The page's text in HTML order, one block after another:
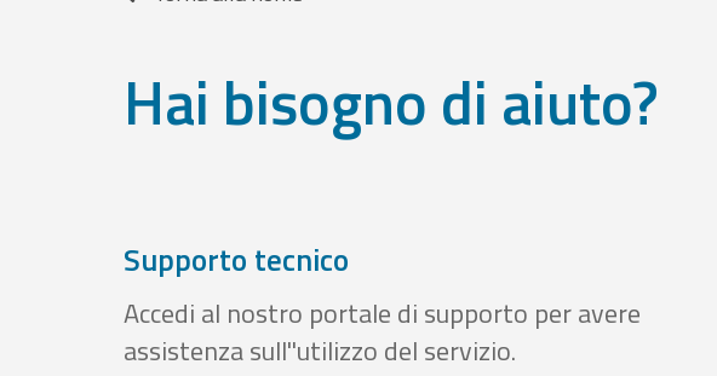
Hai bisogno di aiuto?
Supporto tecnico
Accedi al nostro portale di supporto per avere
assistenza sull''utilizzo del servizio.